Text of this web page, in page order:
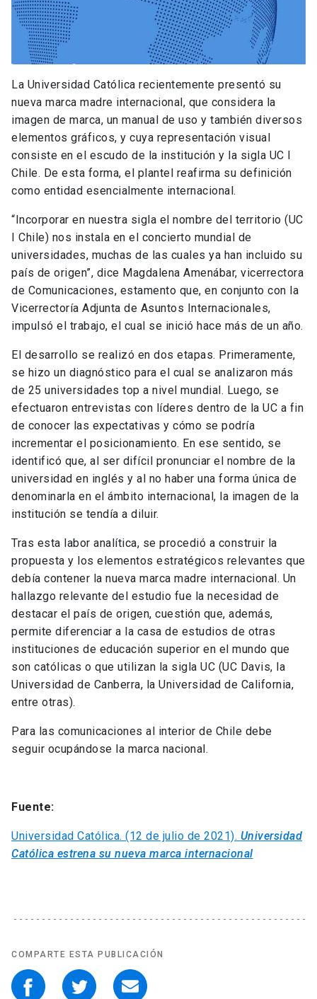
La Universidad Católica recientemente presentó su
nueva marca madre internacional, que considera la
imagen de marca, un manual de uso y también diversos
elementos gráficos, y cuya representación visual
consiste en el escudo de la institución y la sigla UC I
Chile. De esta forma, el plantel reafirma su definición
como entidad esencialmente internacional.
“Incorporar en nuestra sigla el nombre del territorio (UC
I Chile) nos instala en el concierto mundial de
universidades, muchas de las cuales ya han incluido su
país de origen”, dice Magdalena Amenábar, vicerrectora
de Comunicaciones, estamento que, en conjunto con la
Vicerrectoría Adjunta de Asuntos Internacionales,
impulsó el trabajo, el cual se inició hace más de un año.
El desarrollo se realizó en dos etapas. Primeramente,
se hizo un diagnóstico para el cual se analizaron más
de 25 universidades top a nivel mundial. Luego, se
efectuaron entrevistas con líderes dentro de la UC a fin
de conocer las expectativas y cómo se podría
incrementar el posicionamiento. En ese sentido, se
identificó que, al ser difícil pronunciar el nombre de la
universidad en inglés y al no haber una forma única de
denominarla en el ámbito internacional, la imagen de la
institución se tendía a diluir.
Tras esta labor analítica, se procedió a construir la
propuesta y los elementos estratégicos relevantes que
debía contener la nueva marca madre internacional. Un
hallazgo relevante del estudio fue la necesidad de
destacar el país de origen, cuestión que, además,
permite diferenciar a la casa de estudios de otras
instituciones de educación superior en el mundo que
son católicas o que utilizan la sigla UC (UC Davis, la
Universidad de Canberra, la Universidad de California,
entre otras).
Para las comunicaciones al interior de Chile debe
seguir ocupándose la marca nacional.
Fuente:
Universidad Católica. (12 de julio de 2021). Universidad
Católica estrena su nueva marca internacional
COMPARTE ESTA PUBLICACIÓN